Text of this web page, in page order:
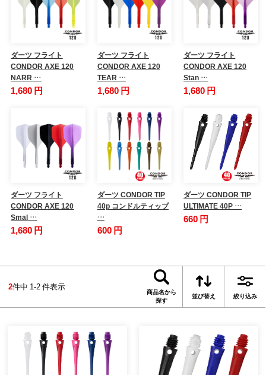
ダーツ フライト
CONDOR AXE 120
NARR …
1,680 円
ダーツ フライト
CONDOR AXE 120
TEAR …
1,680 円
ダーツ フライト
CONDOR AXE 120
Stan …
1,680 円
ダーツ フライト
CONDOR AXE 120
Smal …
1,680 円
ダーツ CONDOR TIP
40p コンドルティップ
…
600 円
ダーツ CONDOR TIP
ULTIMATE 40P …
660 円
2件中 1-2 件表示
商品名から
探す
並び替え 絞り込み